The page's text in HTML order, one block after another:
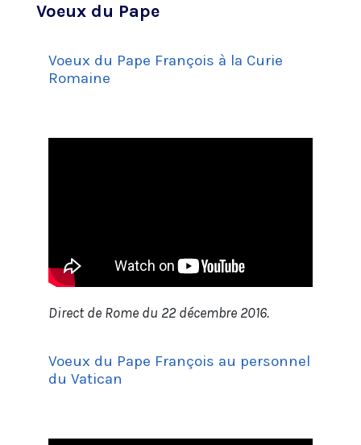
Voeux du Pape
Voeux du Pape François à la Curie
Romaine
Direct de Rome du 22 décembre 2016.
Voeux du Pape François au personnel
du Vatican